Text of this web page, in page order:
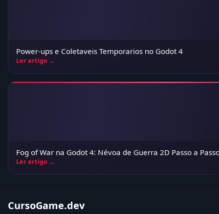
Power-ups e Coletaveis Temporarios no Godot 4
Ler artigo →
Fog of War na Godot 4: Névoa de Guerra 2D Passo a
Ler artigo →
CursoGame.dev